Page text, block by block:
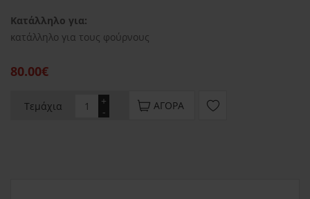
Κατάλληλο για:
κατάλληλο για τους φούρνους
80.00€
Τεμάχια -
+ ΑΓΟΡΆ